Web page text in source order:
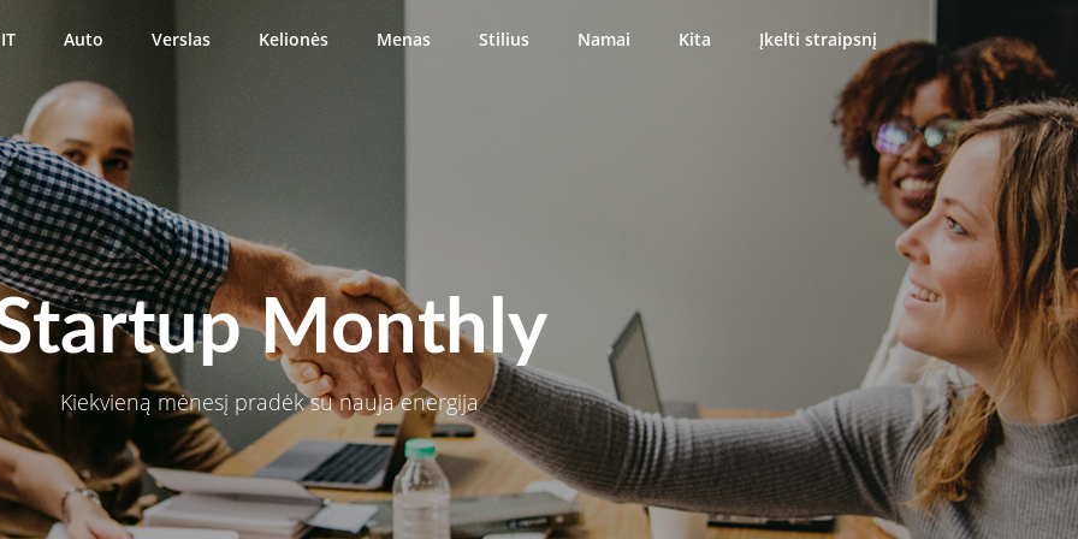
IT Auto Verslas Kelionės Menas Stilius Namai Kita Įkelti straipsnį
Monthly
Kiekvieną mėnesį pradėk su nauja energija